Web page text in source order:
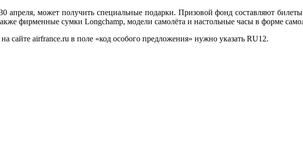
апреля, может получить специальные подарки. Призовой фонд составляют
фирменные сумки Longchamp, модели самолёта и настольные часы в форме
сайте airfrance.ru в поле «код особого предложения» нужно указать RU12.